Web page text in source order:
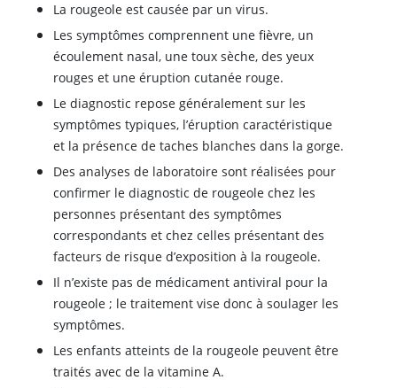
La rougeole est causée par un virus.
Les symptômes comprennent une fièvre, un
écoulement nasal, une toux sèche, des yeux
rouges et une éruption cutanée rouge.
Le diagnostic repose généralement sur les
symptômes typiques, l’éruption caractéristique
et la présence de taches blanches dans la gorge.
Des analyses de laboratoire sont réalisées pour
confirmer le diagnostic de rougeole chez les
personnes présentant des symptômes
correspondants et chez celles présentant des
facteurs de risque d’exposition à la rougeole.
Il n’existe pas de médicament antiviral pour la
rougeole ; le traitement vise donc à soulager les
symptômes.
Les enfants atteints de la rougeole peuvent être
traités avec de la vitamine A.